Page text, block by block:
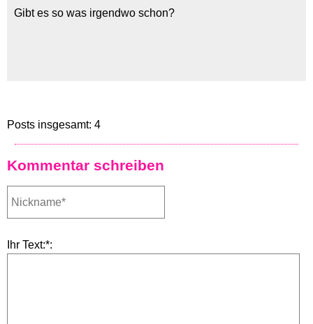
Gibt es so was irgendwo schon?
Posts insgesamt: 4
Kommentar schreiben
Ihr Text:*: